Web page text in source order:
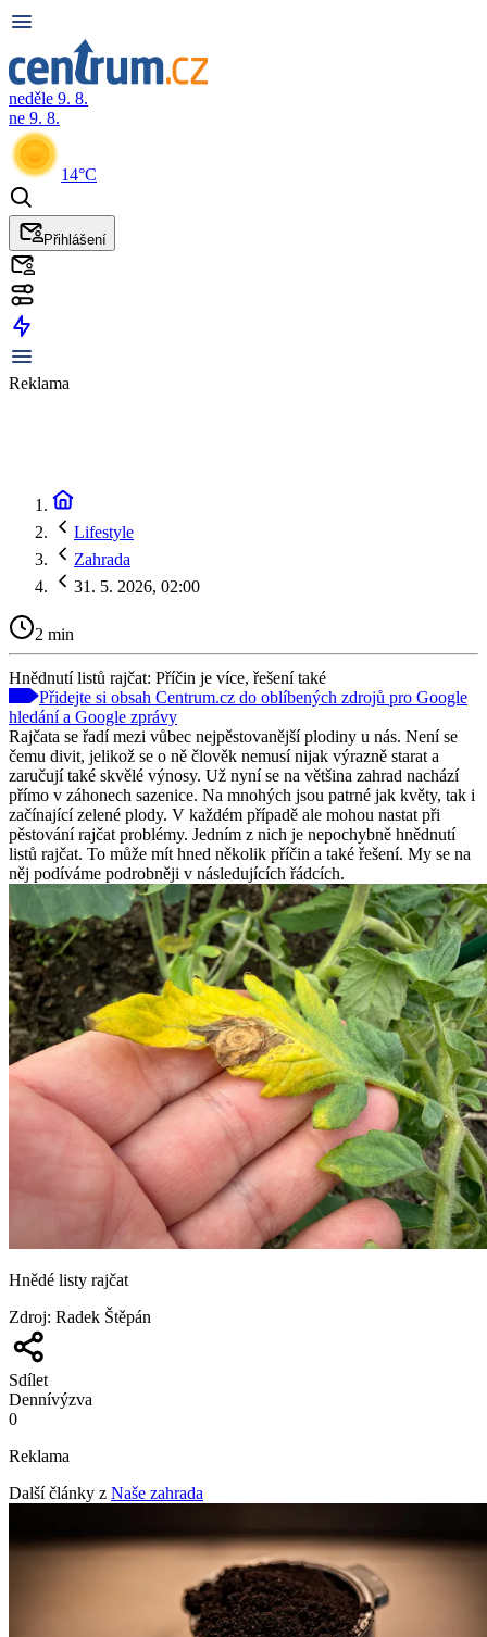
neděle 9. 8.
ne 9. 8.
14°C
Přihlášení
Reklama
Lifestyle
Zahrada
31. 5. 2026, 02:00
2 min
Hnědnutí listů rajčat: Příčin je více, řešení také
Přidejte si obsah Centrum.cz do oblíbených zdrojů pro Google
hledání a Google zprávy
Rajčata se řadí mezi vůbec nejpěstovanější plodiny u nás. Není se
čemu divit, jelikož se o ně člověk nemusí nijak výrazně starat a
zaručují také skvělé výnosy. Už nyní se na většina zahrad nachází
přímo v záhonech sazenice. Na mnohých jsou patrné jak květy, tak i
začínající zelené plody. V každém případě ale mohou nastat při
pěstování rajčat problémy. Jedním z nich je nepochybně hnědnutí
listů rajčat. To může mít hned několik příčin a také řešení. My se na
něj podíváme podrobněji v následujících řádcích.
Hnědé listy rajčat
Zdroj: Radek Štěpán
Sdílet
Dennívýzva
0
Reklama
Další články z Naše zahrada